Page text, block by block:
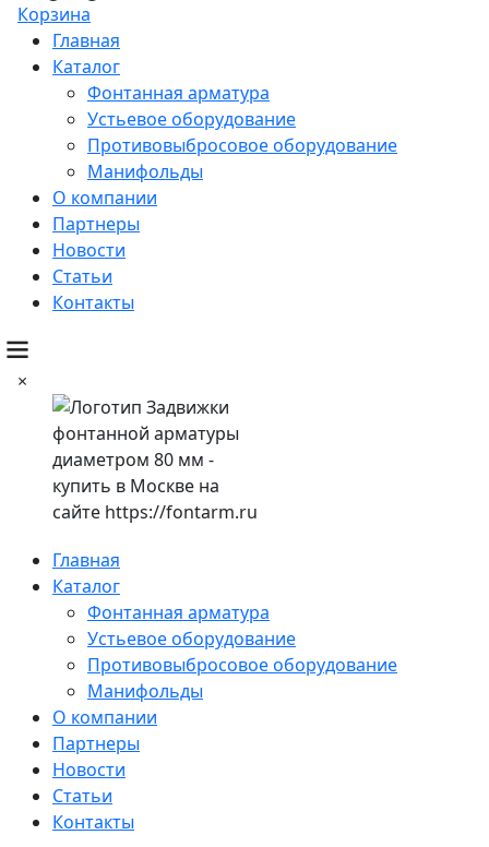
Корзина
Главная
Каталог
Фонтанная арматура
Устьевое оборудование
Противовыбросовое оборудование
Манифольды
О компании
Партнеры
Новости
Статьи
Контакты
×
Главная
Каталог
Фонтанная арматура
Устьевое оборудование
Противовыбросовое оборудование
Манифольды
О компании
Партнеры
Новости
Статьи
Контакты